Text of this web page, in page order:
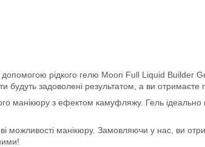
З допомогою рідкого гелю Moon Full Liquid
будуть задоволені результатом, а ви отримаєте
манікюру з ефектом камуфляжу. Гель ідеально
можливості манікюру. Замовляючи у нас, ви